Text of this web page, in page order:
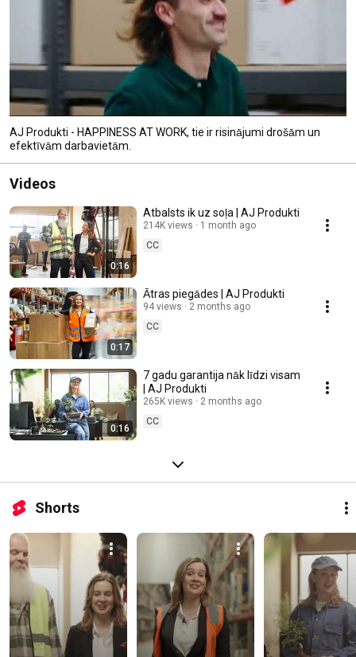
AJ Produkti - HAPPINESS AT WORK, tie ir risinājumi drošām un
efektīvām darbavietām.
Videos
0:16
Atbalsts ik uz soļa | AJ Produkti
214K views
1 month ago
CC
0:17
Ātras piegādes | AJ Produkti
94 views
2 months ago
CC
0:16
7 gadu garantija nāk līdzi visam
| AJ Produkti
265K views
2 months ago
CC
Shorts